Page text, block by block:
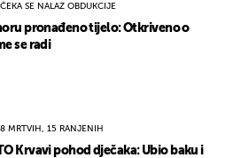
ČEKA SE NALAZ OBDUKCIJE
pronađeno tijelo: Otkriveno o
se radi
8 MRTVIH, 15 RANJENIH
Krvavi pohod dječaka: Ubio baku i